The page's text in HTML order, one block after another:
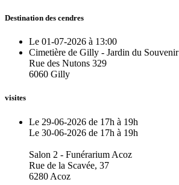
Destination des cendres
Le 01-07-2026 à 13:00
Cimetière de Gilly - Jardin du Souvenir
Rue des Nutons 329
6060 Gilly
visites
Le 29-06-2026 de 17h à 19h
Le 30-06-2026 de 17h à 19h
Salon 2 - Funérarium Acoz
Rue de la Scavée, 37
6280 Acoz